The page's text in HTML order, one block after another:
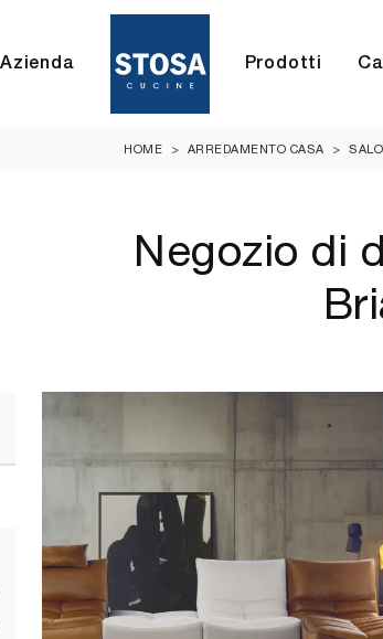
Azienda Prodotti
HOME > ARREDAMENTO CASA >
Negozio di